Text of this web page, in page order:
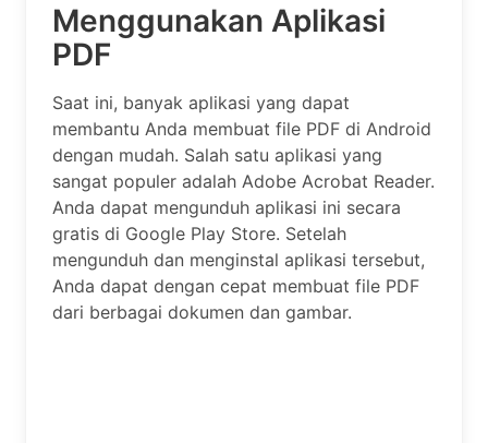
Menggunakan Aplikasi
PDF
Saat ini, banyak aplikasi yang dapat
membantu Anda membuat file PDF di Android
dengan mudah. Salah satu aplikasi yang
sangat populer adalah Adobe Acrobat Reader.
Anda dapat mengunduh aplikasi ini secara
gratis di Google Play Store. Setelah
mengunduh dan menginstal aplikasi tersebut,
Anda dapat dengan cepat membuat file PDF
dari berbagai dokumen dan gambar.